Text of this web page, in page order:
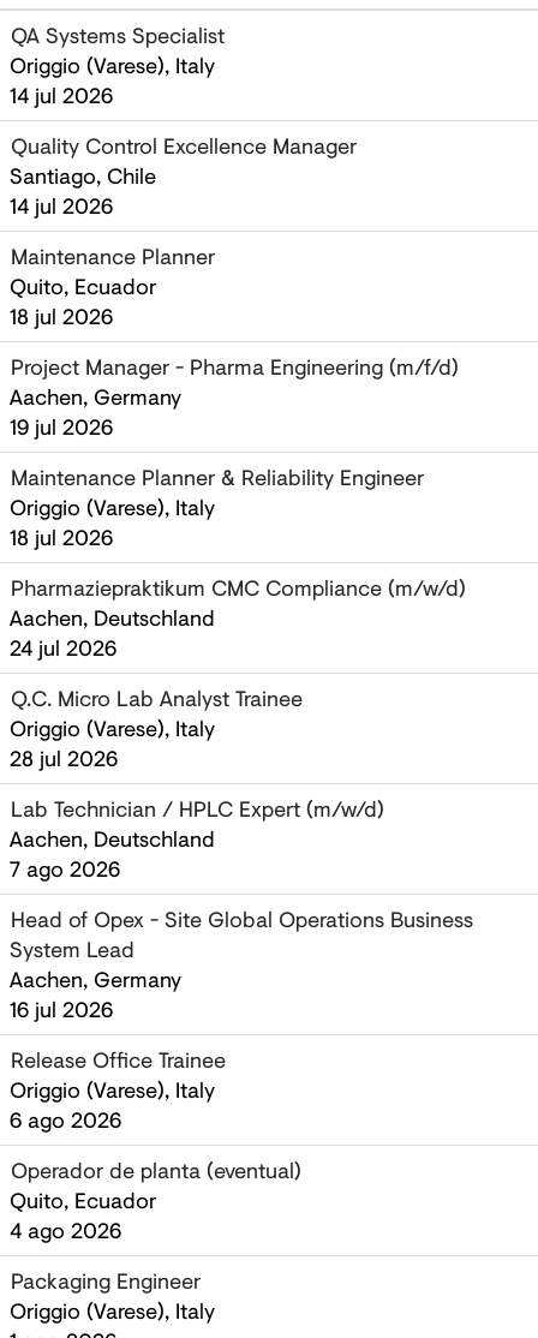
QA Systems Specialist
Origgio (Varese), Italy
14 jul 2026
Quality Control Excellence Manager
Santiago, Chile
14 jul 2026
Maintenance Planner
Quito, Ecuador
18 jul 2026
Project Manager - Pharma Engineering (m/f/d)
Aachen, Germany
19 jul 2026
Maintenance Planner & Reliability Engineer
Origgio (Varese), Italy
18 jul 2026
Pharmaziepraktikum CMC Compliance (m/w/d)
Aachen, Deutschland
24 jul 2026
Q.C. Micro Lab Analyst Trainee
Origgio (Varese), Italy
28 jul 2026
Lab Technician / HPLC Expert (m/w/d)
Aachen, Deutschland
7 ago 2026
Head of Opex - Site Global Operations Business
System Lead
Aachen, Germany
16 jul 2026
Release Office Trainee
Origgio (Varese), Italy
6 ago 2026
Operador de planta (eventual)
Quito, Ecuador
4 ago 2026
Packaging Engineer
Origgio (Varese), Italy